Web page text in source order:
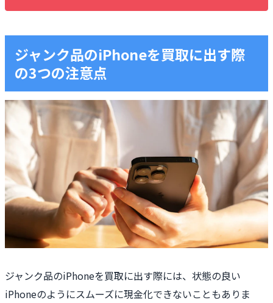
ジャンク品のiPhoneを買取に出す際
の3つの注意点
ジャンク品のiPhoneを買取に出す際には、状態の良い
iPhoneのようにスムーズに現金化できないこともありま